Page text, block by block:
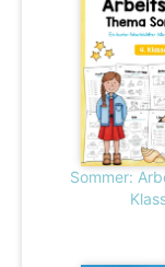
Sommer: